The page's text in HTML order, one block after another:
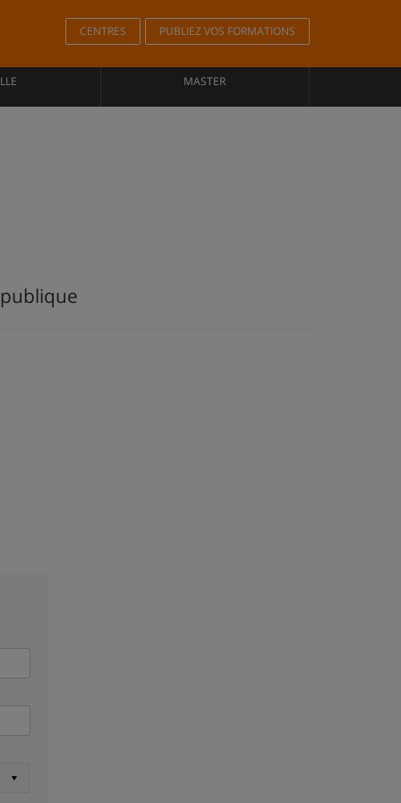
CENTRES PUBLIEZ VOS FORMATIONS
MASTER